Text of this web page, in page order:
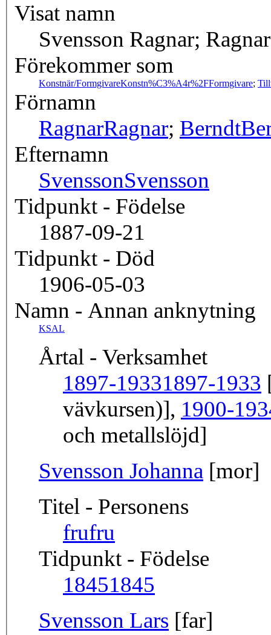
Visat namn
Svensson Ragnar;
Förekommer som
Konstnär/FormgivareKonstn%C3%A4r%2FFormgivare;
Förnamn
RagnarRagnar; Berndt
Efternamn
SvenssonSvensson
Tidpunkt - Födelse
1887-09-21
Tidpunkt - Död
1906-05-03
Namn - Annan anknytning
KSAL
Årtal - Verksamhet
1897-19331897-1933
vävkursen)], 1900-
och metallslöjd]
Svensson Johanna [mor]
Titel - Personens
frufru
Tidpunkt - Födelse
18451845
Svensson Lars [far]